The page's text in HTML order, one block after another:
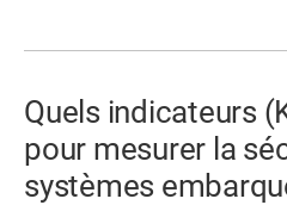
Quels indicateurs
pour mesurer la
systèmes